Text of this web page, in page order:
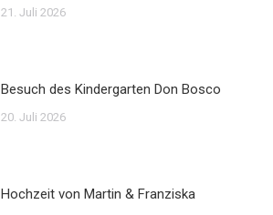
21. Juli 2026
Besuch des Kindergarten Don Bosco
20. Juli 2026
Hochzeit von Martin & Franziska